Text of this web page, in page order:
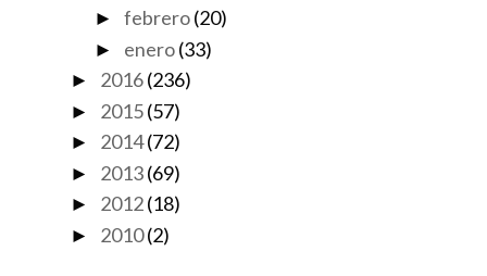
► febrero (20)
► enero (33)
► 2016(236)
► 2015(57)
► 2014(72)
► 2013(69)
► 2012(18)
► 2010(2)